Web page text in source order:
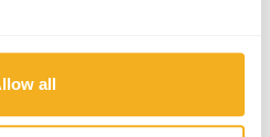
all
podendo remover
de superfícies como